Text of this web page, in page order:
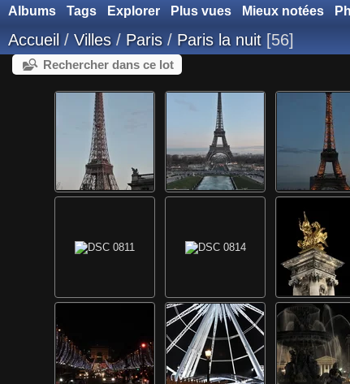
Albums Tags Explorer Plus vues Mieux notées
Accueil / Villes / Paris / Paris la nuit 56
Rechercher dans ce lot